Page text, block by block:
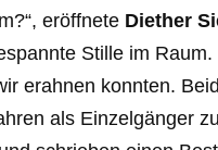
eröffnete Diether
Stille im Raum.
erahnen konnten.
als Einzelgänger